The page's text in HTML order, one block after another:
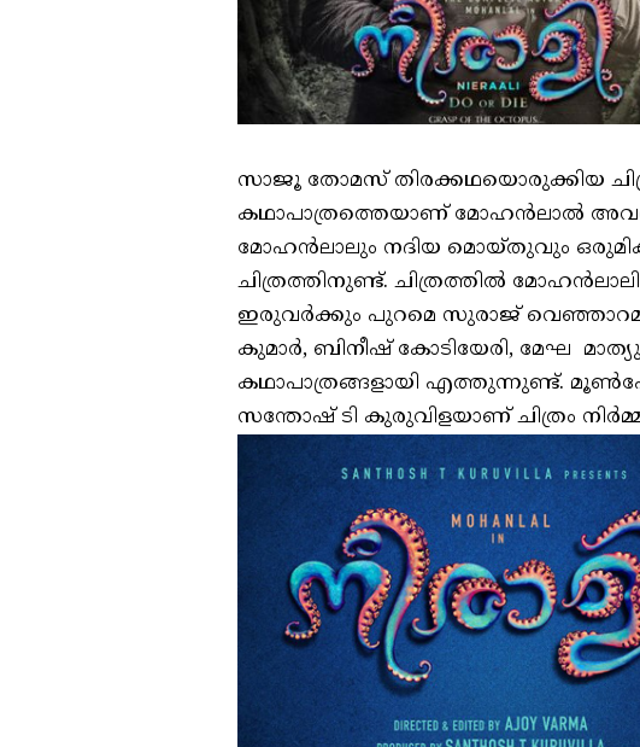
സാജൂ തോമസ് തിരക്കഥയൊരുക്കിയ
കഥാപാത്രത്തെയാണ് മോഹൻലാൽ
മോഹൻലാലും നദിയ മൊയ്തുവും
ചിത്രത്തിനുണ്ട്. ചിത്രത്തിൽ
ഇരുവർക്കും പുറമെ സുരാജ്
കുമാർ, ബിനീഷ് കോടിയേരി, മേഘ
കഥാപാത്രങ്ങളായി എത്തുന്നുണ്ട്.
സന്തോഷ് ടി കുരുവിളയാണ് ചിത്രം